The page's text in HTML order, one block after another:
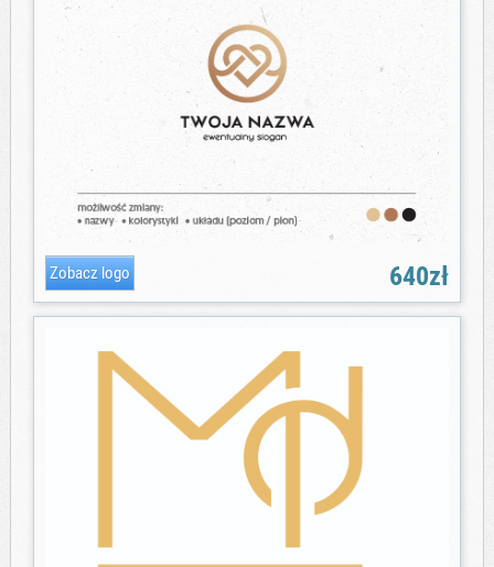
640zł